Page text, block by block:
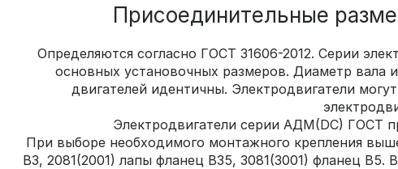
Присоединительные
Определяются согласно ГОСТ 31606-2012. Серии
основных установочных размеров. Диаметр вала
двигателей идентичны. Электродвигатели
Электродвигатели серии АДМ(DC) ГОСТ
При выборе необходимого монтажного крепления
В3, 2081(2001) лапы фланец В35, 3081(3001) фланец В5.